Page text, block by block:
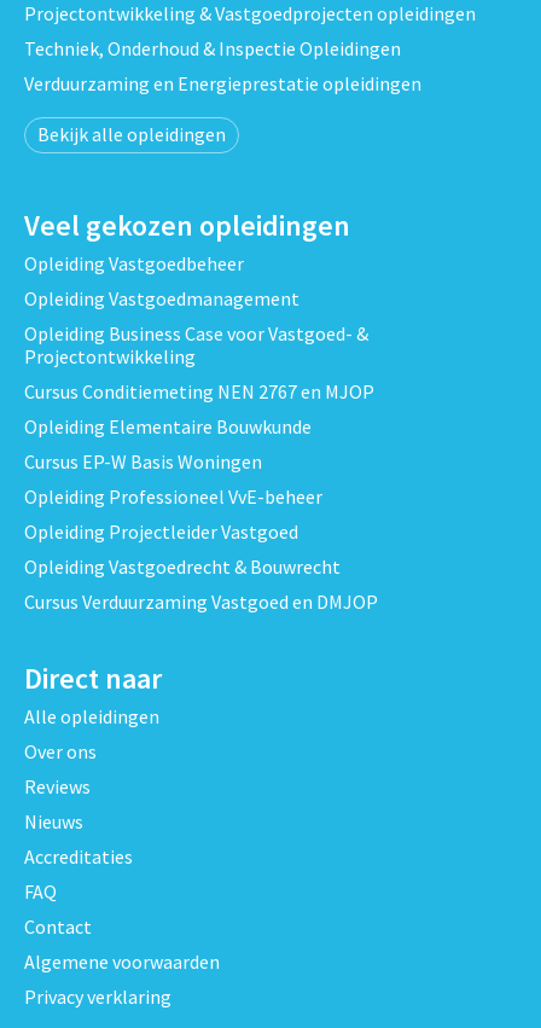
Projectontwikkeling & Vastgoedprojecten opleidingen
Techniek, Onderhoud & Inspectie Opleidingen
Verduurzaming en Energieprestatie opleidingen
Bekijk alle opleidingen
Veel gekozen opleidingen
Opleiding Vastgoedbeheer
Opleiding Vastgoedmanagement
Opleiding Business Case voor Vastgoed- &
Projectontwikkeling
Cursus Conditiemeting NEN 2767 en MJOP
Opleiding Elementaire Bouwkunde
Cursus EP-W Basis Woningen
Opleiding Professioneel VvE-beheer
Opleiding Projectleider Vastgoed
Opleiding Vastgoedrecht & Bouwrecht
Cursus Verduurzaming Vastgoed en DMJOP
Direct naar
Alle opleidingen
Over ons
Reviews
Nieuws
Accreditaties
FAQ
Contact
Algemene voorwaarden
Privacy verklaring